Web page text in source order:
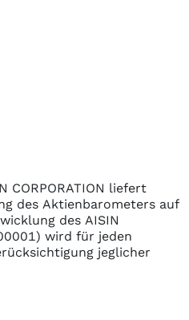
CORPORATION liefert
des Aktienbarometers auf
des AISIN
wird für jeden
jeglicher